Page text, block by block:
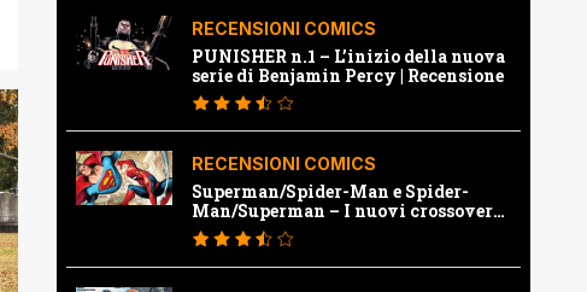
RECENSIONI COMICS
PUNISHER n.1 – L’inizio della nuova
serie di Benjamin Percy | Recensione
RECENSIONI COMICS
Superman/Spider-Man e Spider-
Man/Superman – I nuovi crossover
Marvel e Dc | Recensione